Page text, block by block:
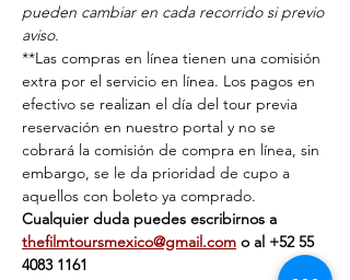
pueden cambiar en cada recorrido si previo
aviso.
**Las compras en línea tienen una comisión
extra por el servicio en línea. Los pagos en
efectivo se realizan el día del tour previa
reservación en nuestro portal y no se
cobrará la comisión de compra en línea, sin
embargo, se le da prioridad de cupo a
aquellos con boleto ya comprado.
Cualquier duda puedes escribirnos a
thefilmtoursmexico@gmail.com o al ‭+‭52 55
4083 1161‬